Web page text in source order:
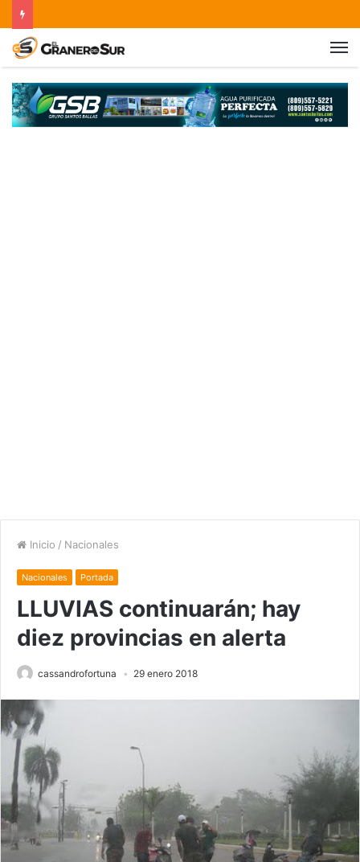
Inicio / Nacionales
Nacionales Portada
LLUVIAS continuarán; hay
diez provincias en alerta
cassandrofortuna 29 enero 2018